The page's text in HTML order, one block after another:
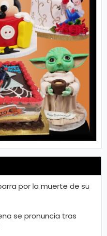
por la muerte de su
se pronuncia tras